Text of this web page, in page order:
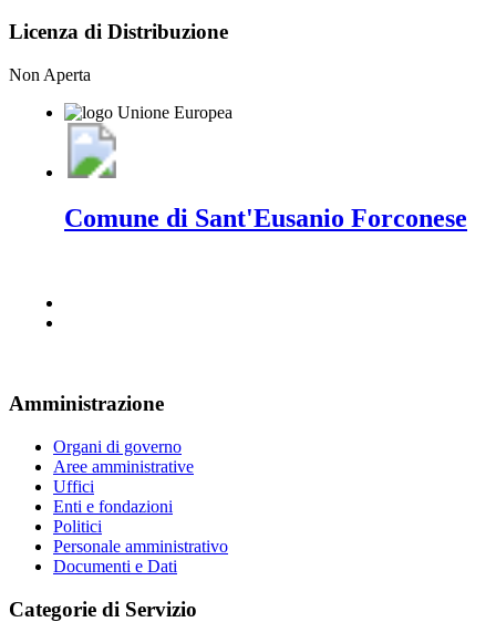
Licenza di Distribuzione
Non Aperta
Comune di Sant'Eusanio Forconese
Amministrazione
Organi di governo
Aree amministrative
Uffici
Enti e fondazioni
Politici
Personale amministrativo
Documenti e Dati
Categorie di Servizio